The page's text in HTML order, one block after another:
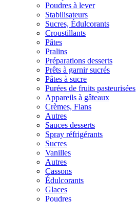
Poudres à lever
Stabilisateurs
Sucres, Édulcorants
Croustillants
Pâtes
Pralins
Préparations desserts
Prêts à garnir sucrés
Pâtes à sucre
Purées de fruits pasteurisées
Appareils à gâteaux
Crèmes, Flans
Autres
Sauces desserts
Spray réfrigérants
Sucres
Vanilles
Autres
Cassons
Édulcorants
Glaces
Poudres